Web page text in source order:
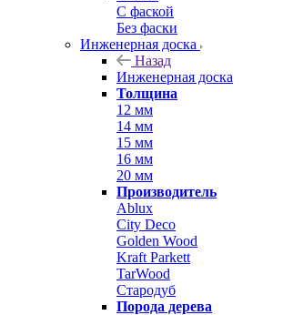
С фаской
Без фаски
Инженерная доска
Назад
Инженерная доска
Толщина
12 мм
14 мм
15 мм
16 мм
20 мм
Производитель
Ablux
City Deco
Golden Wood
Kraft Parkett
TarWood
Стародуб
Порода дерева